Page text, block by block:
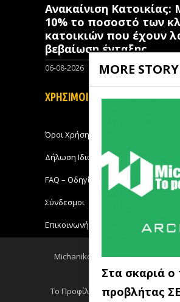
MORE STORY
Στα σκαριά ο
προβλήτας
Ανακαίνιση Κατοικίας:
10% το ποσοστό των
κατοικιών που έχουν
βεβαίωση ένταξης
06-08-2026
ΧΡΗΣΙΜΟΙ ΣΥΝΔΕΣΜΟΙ
Όροι Χρήσης
Δήλωση Ιδιωτικότητας
FAQ – Οδηγίες Χρήσης
Σύνδεσμοι
Επικοινωνήστε με το Michanikos-
Michanikos-Online 2018 - All
Back to top
Το Προφίλ μου
Log out